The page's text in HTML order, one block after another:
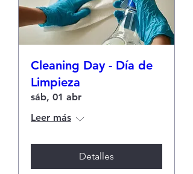
Cleaning Day - Día de
Limpieza
sáb, 01 abr
Leer más
Detalles